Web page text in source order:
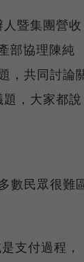
暨集團營收
部協理陳純
，共同討論
，大家都說
數民眾很難
支付過程，